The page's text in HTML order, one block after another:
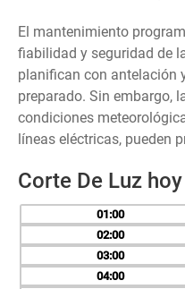
El mantenimiento
fiabilidad y seguridad de
planifican con antelación
preparado. Sin embargo,
condiciones
líneas eléctricas, pueden
Corte De Luz hoy
01
02
03
04